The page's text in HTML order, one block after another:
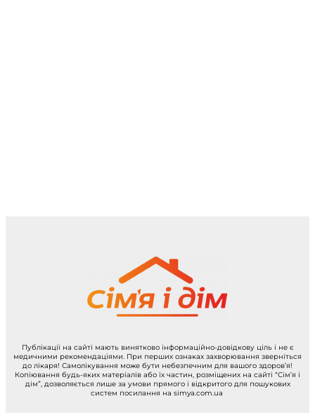
Публікації на сайті мають винятково інформаційно-довідкову ціль і не є
медичними рекомендаціями. При перших ознаках захворювання зверніться
до лікаря! Самолікування може бути небезпечним для вашого здоров’я!
Копіювання будь-яких матеріалів або їх частин, розміщених на сайті “Сім’я і
дім”, дозволяється лише за умови прямого і відкритого для пошукових
систем посилання на simya.com.ua